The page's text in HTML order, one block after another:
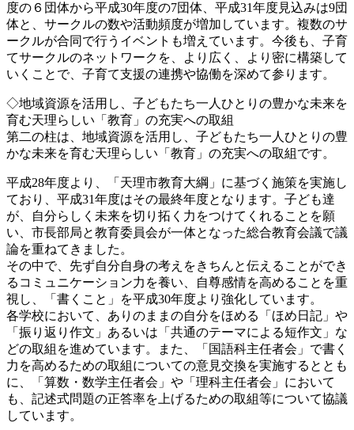
度の６団体から平成30年度の7団体、平成31年度見込みは9団
体と、サークルの数や活動頻度が増加しています。複数のサ
ークルが合同で行うイベントも増えています。今後も、子育
てサークルのネットワークを、より広く、より密に構築して
いくことで、子育て支援の連携や協働を深めて参ります。
◇地域資源を活用し、子どもたち一人ひとりの豊かな未来を
育む天理らしい「教育」の充実への取組
第二の柱は、地域資源を活用し、子どもたち一人ひとりの豊
かな未来を育む天理らしい「教育」の充実への取組です。
平成28年度より、「天理市教育大綱」に基づく施策を実施し
ており、平成31年度はその最終年度となります。子ども達
が、自分らしく未来を切り拓く力をつけてくれることを願
い、市長部局と教育委員会が一体となった総合教育会議で議
論を重ねてきました。
その中で、先ず自分自身の考えをきちんと伝えることができ
るコミュニケーション力を養い、自尊感情を高めることを重
視し、「書くこと」を平成30年度より強化しています。
各学校において、ありのままの自分をほめる「ほめ日記」や
「振り返り作文」あるいは「共通のテーマによる短作文」な
どの取組を進めています。また、「国語科主任者会」で書く
力を高めるための取組についての意見交換を実施するととも
に、「算数・数学主任者会」や「理科主任者会」において
も、記述式問題の正答率を上げるための取組等について協議
しています。